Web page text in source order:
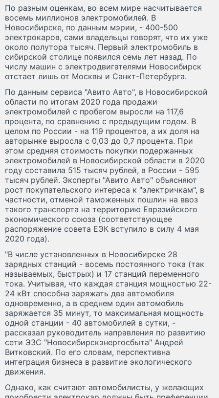
По разным оценкам, во всем мире насчитывается
восемь миллионов электромобилей. В
Новосибирске, по данным мэрии, - 400-500
электрокаров, сами владельцы говорят, что их уже
около полутора тысяч. Первый электромобиль в
сибирской столице появился семь лет назад. По
числу машин с электродвигателями Новосибирск
отстает лишь от Москвы и Санкт-Петербурга.
По данным сервиса "Авито Авто", в Новосибирской
области по итогам 2020 года продажи
электромобилей с пробегом выросли на 117,6
процента, по сравнению с предыдущим годом. В
целом по России - на 119 процентов, а их доля на
авторынке выросла с 0,03 до 0,7 процента. При
этом средняя стоимость покупки подержанных
электромобилей в Новосибирской области в 2020
году составила 515 тысяч рублей, в России - 595
тысяч рублей. Эксперты "Авито Авто" объясняют
рост покупательского интереса к "электричкам", в
частности, отменой таможенных пошлин на ввоз
такого транспорта на территорию Евразийского
экономического союза (соответствующее
распоряжение совета ЕЭК вступило в силу 4 мая
2020 года).
"В числе установленных в Новосибирске 28
зарядных станций - восемь постоянного тока (так
называемых, быстрых) и 17 станций переменного
тока. Учитывая, что каждая станция мощностью 22-
24 кВт способна заряжать два автомобиля
одновременно, а в среднем один автомобиль
заряжается 35 минут, то максимальная мощность
одной станции - 40 автомобилей в сутки, -
рассказал руководитель направления по развитию
сети ЭЗС "Новосибирскэнергосбыта" Андрей
Витковский. По его словам, перспективна
интеграция бизнеса в развитие экологического
движения.
Однако, как считают автомобилисты, у желающих